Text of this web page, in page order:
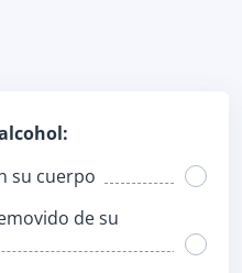
su cuerpo
de su